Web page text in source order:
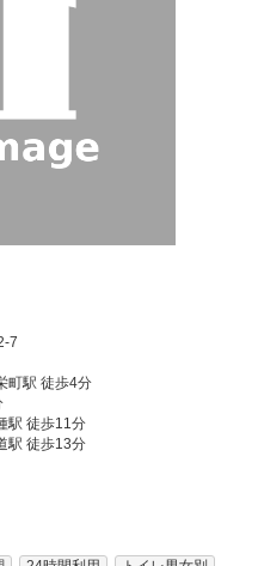
7
町駅 徒歩4分
駅 徒歩11分
駅 徒歩13分